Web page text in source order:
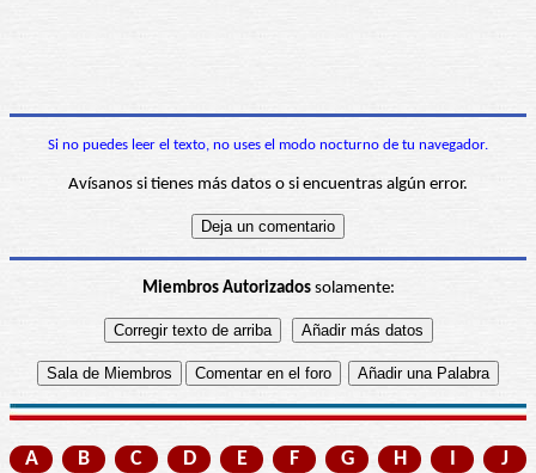
Si no puedes leer el texto, no uses el modo nocturno de tu navegador.
Avísanos si tienes más datos o si encuentras algún error.
Miembros Autorizadossolamente:
A B C D E F G H I
J